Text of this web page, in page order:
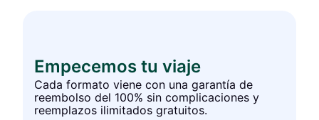
Empecemos tu viaje
Cada formato viene con una garantía de
reembolso del 100% sin complicaciones y
reemplazos ilimitados gratuitos.